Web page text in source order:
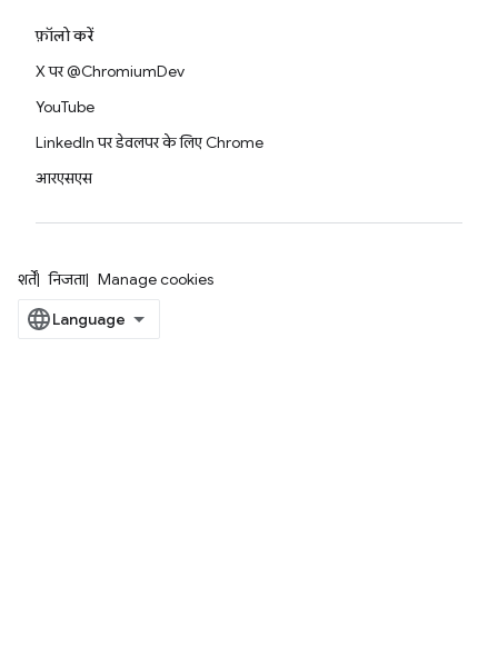
फ़ॉलो करें
X पर @ChromiumDev
YouTube
LinkedIn पर डेवलपर के लिए Chrome
आरएसएस
शर्तें निजता Manage cookies